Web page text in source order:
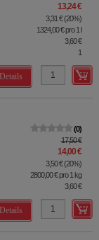
13,24 €
3,31 €(20%)
1324,00 €pro 1 l
3,60 €
1
Details
0
17,50 €
14,00 €
3,50 €(20%)
2800,00 €pro 1 kg
3,60 €
Details